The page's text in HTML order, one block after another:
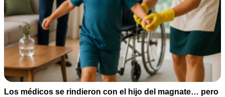
Los médicos se rindieron con el hijo del magnate… pero